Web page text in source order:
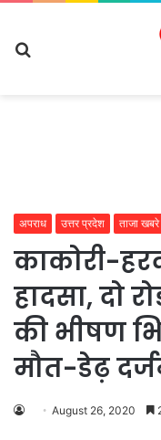
अपराध उत्तर प्रदेश ताजा खबरे
काकोरी-
हादसा, दो
की भीषण
मौत-डेढ़
August 26, 2020